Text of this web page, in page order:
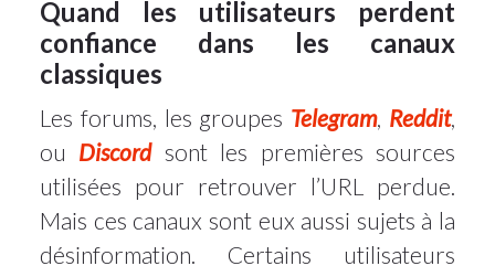
Quand les utilisateurs perdent
confiance dans les canaux
classiques
Les forums, les groupes Telegram, Reddit,
ou Discordsont les premières sources
utilisées pour retrouver l’URL perdue.
Mais ces canaux sont eux aussi sujets à la
désinformation. Certains utilisateurs